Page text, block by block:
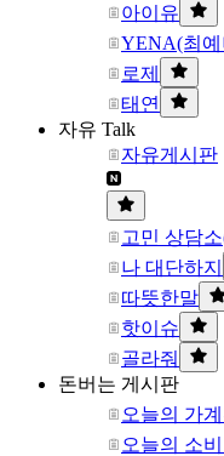
아이유
YENA(최
로제
태연
자유 Talk
자유게시판
고민 상담
나 대단하지
따뜻한말
핫이슈
골라줘
돈버는 게시판
오늘의 가
오늘의 소